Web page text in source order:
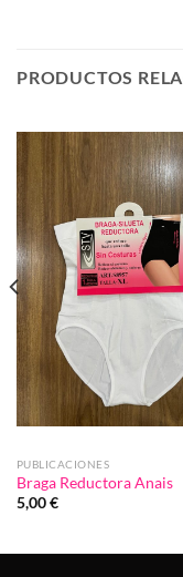
PRODUCTOS
PUBLICACIONES
Braga Reductora Anais
5,00€